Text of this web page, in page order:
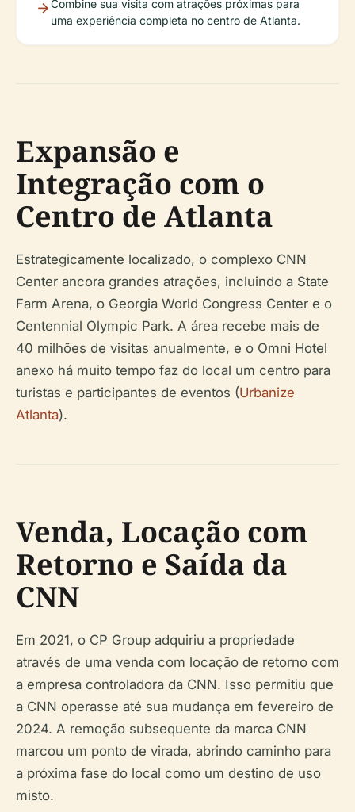
Combine sua visita com atrações próximas para
uma experiência completa no centro de Atlanta.
Expansão e
Integração com o
Centro de Atlanta
Estrategicamente localizado, o complexo CNN
Center ancora grandes atrações, incluindo a State
Farm Arena, o Georgia World Congress Center e o
Centennial Olympic Park. A área recebe mais de
40 milhões de visitas anualmente, e o Omni Hotel
anexo há muito tempo faz do local um centro para
turistas e participantes de eventos (Urbanize
Atlanta).
Venda, Locação com
Retorno e Saída da
CNN
Em 2021, o CP Group adquiriu a propriedade
através de uma venda com locação de retorno com
a empresa controladora da CNN. Isso permitiu que
a CNN operasse até sua mudança em fevereiro de
2024. A remoção subsequente da marca CNN
marcou um ponto de virada, abrindo caminho para
a próxima fase do local como um destino de uso
misto.